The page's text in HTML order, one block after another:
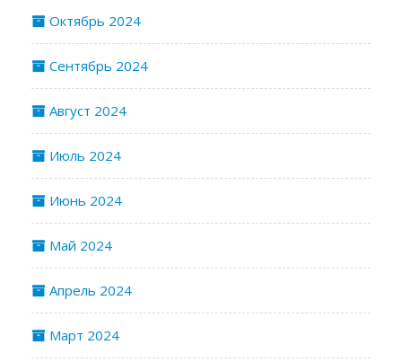
Октябрь 2024
Сентябрь 2024
Август 2024
Июль 2024
Июнь 2024
Май 2024
Апрель 2024
Март 2024